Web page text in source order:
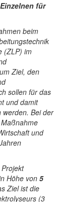
für
beim
(ZLP) im
Ziel, den
sollen für das
und damit
werden. Bei der
und
Höhe von 5
Ziel ist die
(3